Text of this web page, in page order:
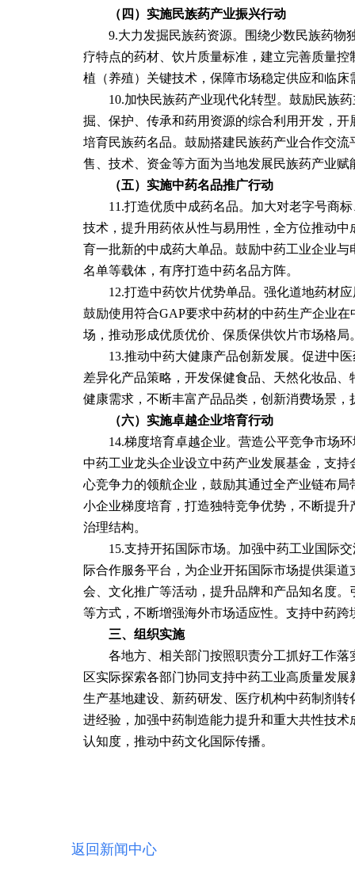
（四）实施民族药产业振兴行动
9.大力发掘民族药资源。围绕少数民族药物
疗特点的药材、饮片质量标准，建立完善质量
植（养殖）关键技术，保障市场稳定供应和临床
10.加快民族药产业现代化转型。鼓励民族药
掘、保护、传承和药用资源的综合利用开发，
培育民族药名品。鼓励搭建民族药产业合作交
售、技术、资金等方面为当地发展民族药产业赋
（五）实施中药名品推广行动
11.打造优质中成药名品。加大对老字号商标
技术，提升用药依从性与易用性，全方位推动
育一批新的中成药大单品。鼓励中药工业企业
名单等载体，有序打造中药名品方阵。
12.打造中药饮片优势单品。强化道地药材应
鼓励使用符合GAP要求中药材的中药生产企业
场，推动形成优质优价、保质保供饮片市场格局
13.推动中药大健康产品创新发展。促进中医
差异化产品策略，开发保健食品、天然化妆品
健康需求，不断丰富产品品类，创新消费场景，
（六）实施卓越企业培育行动
14.梯度培育卓越企业。营造公平竞争市场环
中药工业龙头企业设立中药产业发展基金，支
心竞争力的领航企业，鼓励其通过全产业链布
小企业梯度培育，打造独特竞争优势，不断提
治理结构。
15.支持开拓国际市场。加强中药工业国际交
际合作服务平台，为企业开拓国际市场提供渠
会、文化推广等活动，提升品牌和产品知名度
等方式，不断增强海外市场适应性。支持中药
三、组织实施
各地方、相关部门按照职责分工抓好工作落
区实际探索各部门协同支持中药工业高质量发
生产基地建设、新药研发、医疗机构中药制剂
进经验，加强中药制造能力提升和重大共性技
认知度，推动中药文化国际传播。
返回新闻中心